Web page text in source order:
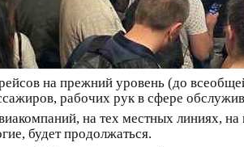
на прежний уровень (до
рабочих рук в сфере
на тех местных линиях,
будет продолжаться.